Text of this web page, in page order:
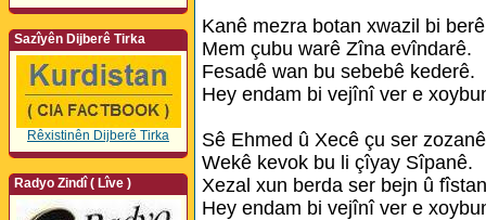
Sazîyên Dijberê Tirka
Rêxistinên Dijberê Tirka
Radyo Zindî ( Lîve )
Kanê mezra botan xwazil bi
Mem çubu warê Zîna evîndarê.
Fesadê wan bu sebebê kederê.
Hey endam bi vejînî ver e
Sê Ehmed û Xecê çu ser
Wekê kevok bu li çîyay Sîpanê.
Xezal xun berda ser bejn û
Hey endam bi vejînî ver e